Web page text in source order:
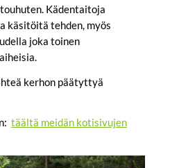
Kädentaitoja
käsitöitä tehden, myös
joka toinen
kerhon päätyttyä
täältä meidän kotisivujen